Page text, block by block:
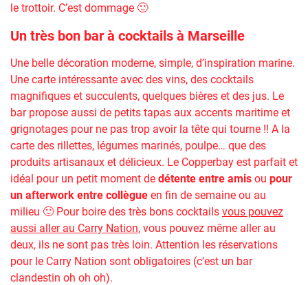
le trottoir. C’est dommage 🙂
Un très bon bar à cocktails à Marseille
Une belle décoration moderne, simple, d’inspiration marine.
Une carte intéressante avec des vins, des cocktails
magnifiques et succulents, quelques bières et des jus. Le
bar propose aussi de petits tapas aux accents maritime et
grignotages pour ne pas trop avoir la tête qui tourne !! A la
carte des rillettes, légumes marinés, poulpe… que des
produits artisanaux et délicieux. Le Copperbay est parfait et
idéal pour un petit moment de détente entre amis ou pour
un afterwork entre collègue en fin de semaine ou au
milieu 🙂 Pour boire des très bons cocktails vous pouvez
aussi aller au Carry Nation, vous pouvez même aller au
deux, ils ne sont pas très loin. Attention les réservations
pour le Carry Nation sont obligatoires (c’est un bar
clandestin oh oh oh).